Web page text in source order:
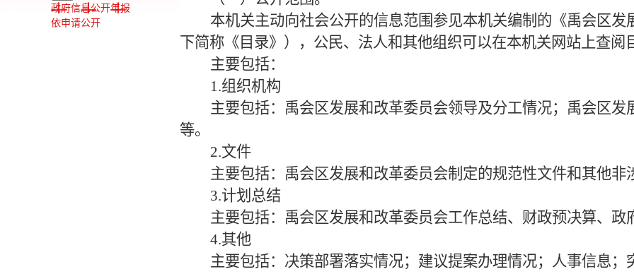
政府信息公开年报
依申请公开
本机关主动向社会公开的信息范围参见本机关编制的《禹会区
下简称《目录》），公民、法人和其他组织可以在本机关网站上查阅
主要包括：
1.组织机构
主要包括：禹会区发展和改革委员会领导及分工情况；禹会区
等。
2.文件
主要包括：禹会区发展和改革委员会制定的规范性文件和其他
3.计划总结
主要包括：禹会区发展和改革委员会工作总结、财政预决算、
4.其他
主要包括：决策部署落实情况；建议提案办理情况；人事信息